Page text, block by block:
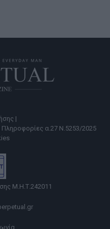
|
Πληροφορίες α.27 Ν.5253/2025
Μ.Η.Τ.242011